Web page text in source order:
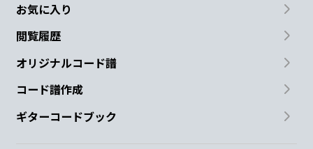
お気に入り
閲覧履歴
オリジナルコード譜
コード譜作成
ギターコードブック